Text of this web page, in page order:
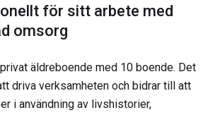
för sitt arbete med
omsorg
äldreboende med 10 boende. Det
driva verksamheten och bidrar till att
i användning av livshistorier,